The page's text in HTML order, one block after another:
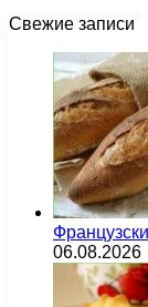
Свежие записи
06.08.2026